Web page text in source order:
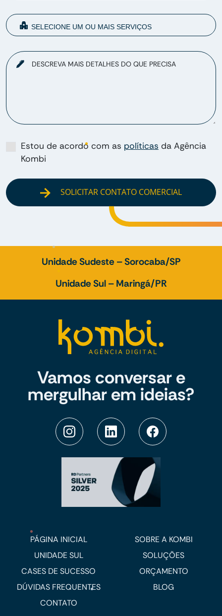
DESCREVA MAIS DETALHES DO QUE PRECISA
Estou de acordo com as políticas da Agência
Kombi
SOLICITAR CONTATO COMERCIAL
Unidade Sudeste – Sorocaba/SP
Unidade Sul – Maringá/PR
Vamos conversar e
mergulhar em ideias?
PÁGINA INICIAL
SOBRE A KOMBI
UNIDADE SUL
SOLUÇÕES
CASES DE SUCESSO
ORÇAMENTO
DÚVIDAS FREQUENTES
BLOG
CONTATO